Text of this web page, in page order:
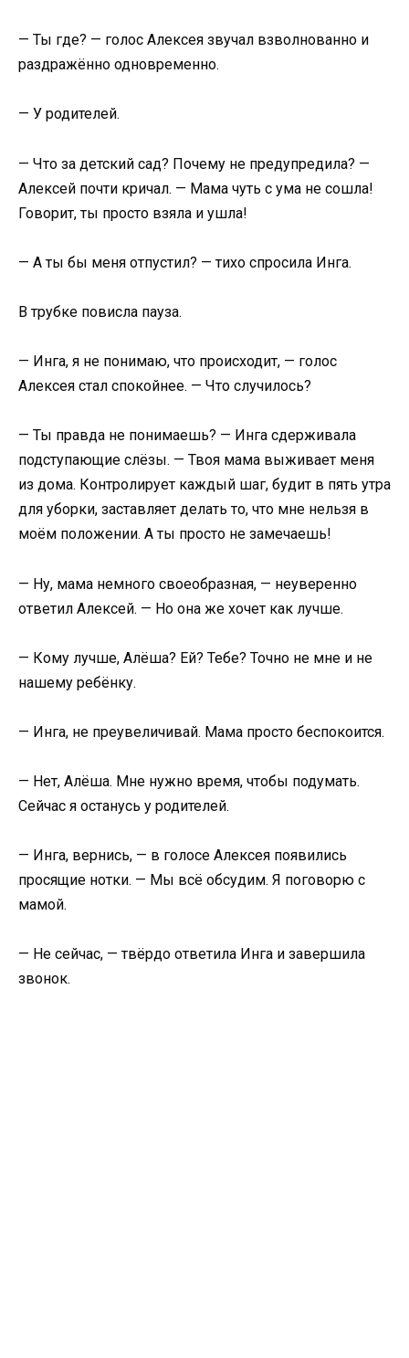
— Ты где? — голос Алексея звучал взволнованно и
раздражённо одновременно.
— У родителей.
— Что за детский сад? Почему не предупредила? —
Алексей почти кричал. — Мама чуть с ума не сошла!
Говорит, ты просто взяла и ушла!
— А ты бы меня отпустил? — тихо спросила Инга.
В трубке повисла пауза.
— Инга, я не понимаю, что происходит, — голос
Алексея стал спокойнее. — Что случилось?
— Ты правда не понимаешь? — Инга сдерживала
подступающие слёзы. — Твоя мама выживает меня
из дома. Контролирует каждый шаг, будит в пять утра
для уборки, заставляет делать то, что мне нельзя в
моём положении. А ты просто не замечаешь!
— Ну, мама немного своеобразная, — неуверенно
ответил Алексей. — Но она же хочет как лучше.
— Кому лучше, Алёша? Ей? Тебе? Точно не мне и не
нашему ребёнку.
— Инга, не преувеличивай. Мама просто беспокоится.
— Нет, Алёша. Мне нужно время, чтобы подумать.
Сейчас я останусь у родителей.
— Инга, вернись, — в голосе Алексея появились
просящие нотки. — Мы всё обсудим. Я поговорю с
мамой.
— Не сейчас, — твёрдо ответила Инга и завершила
звонок.